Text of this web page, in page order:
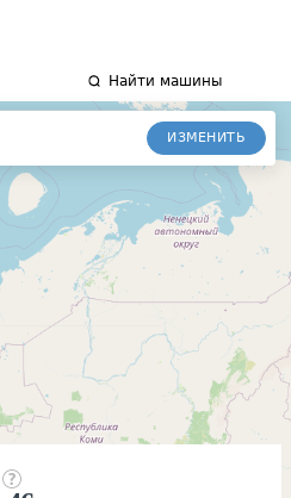
Найти машины
ИЗМЕНИТЬ